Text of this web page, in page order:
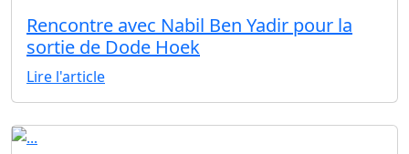
Rencontre avec Nabil Ben Yadir pour la
sortie de Dode Hoek
Lire l'article